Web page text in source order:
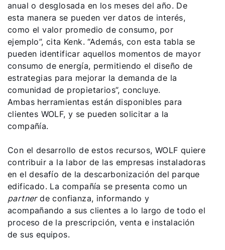
anual o desglosada en los meses del año. De
esta manera se pueden ver datos de interés,
como el valor promedio de consumo, por
ejemplo”, cita Kenk. “Además, con esta tabla se
pueden identificar aquellos momentos de mayor
consumo de energía, permitiendo el diseño de
estrategias para mejorar la demanda de la
comunidad de propietarios”, concluye.
Ambas herramientas están disponibles para
clientes WOLF, y se pueden solicitar a la
compañía.
Con el desarrollo de estos recursos, WOLF quiere
contribuir a la labor de las empresas instaladoras
en el desafío de la descarbonización del parque
edificado. La compañía se presenta como un
partnerde confianza, informando y
acompañando a sus clientes a lo largo de todo el
proceso de la prescripción, venta e instalación
de sus equipos.